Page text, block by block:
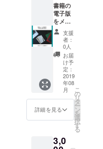
書籍の
電子版
をメー
ルにて
お送り
しま
す！
支援
者：
0人
お届
け予
定：
2019
年08
月
詳細を見る
こ
の
リ
タ
ー
ン
を
選
択
す
る
3,0